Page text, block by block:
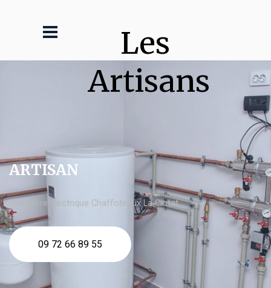
Les
Artisans
ARTISAN
chaudière électrique Chaffoteaux La Ciotat
09 72 66 89 55